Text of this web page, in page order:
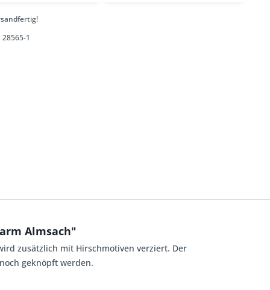
28565-1
Almsach"
zusätzlich mit Hirschmotiven verziert. Der
geknöpft werden.